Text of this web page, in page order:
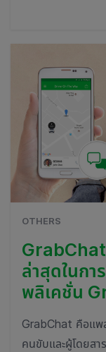
OTHERS
ล่าสุดในกา
พลิเคชั่น
GrabChat คือแพ
คนขับและผู้โดยสา